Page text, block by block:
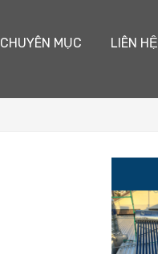
CHUYÊN MỤC LIÊN HỆ